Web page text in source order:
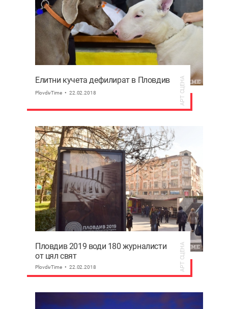
Елитни кучета дефилират в Пловдив
PlovdivTime 22.02.2018 АРТ СЦЕНА
Пловдив 2019 води 180 журналисти
от цял свят
PlovdivTime 22.02.2018 АРТ СЦЕНА